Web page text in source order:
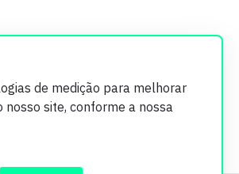
de medição para melhorar
nosso site, conforme a nossa